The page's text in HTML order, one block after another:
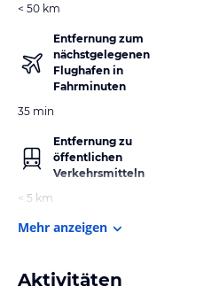
< 50 km
Entfernung zum
nächstgelegenen
Flughafen in
Fahrminuten
35 min
Entfernung zu
öffentlichen
Verkehrsmitteln
< 5 km
Mehr anzeigen
Aktivitäten